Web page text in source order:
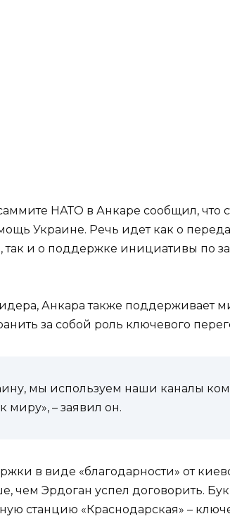
НАТО в Анкаре сообщил, что
Украине. Речь идет как о
так и о поддержке инициативы по
Анкара также поддерживает
за собой роль ключевого
мы используем наши каналы
миру», – заявил он.
в виде «благодарности» от
чем Эрдоган успел договорить.
станцию «Краснодарская» –